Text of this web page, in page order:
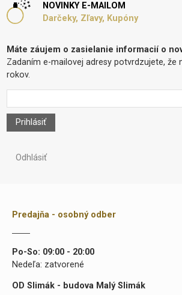
NOVINKY E-MAILOM
Darčeky, Zľavy, Kupóny
Máte záujem o zasielanie informacií o
Zadaním e-mailovej adresy potvrdzujete, že
rokov.
Prihlásiť
Odhlásiť
Predajňa - osobný odber
Po-So: 09:00 - 20:00
Nedeľa: zatvorené
OD Slimák - budova Malý Slimák